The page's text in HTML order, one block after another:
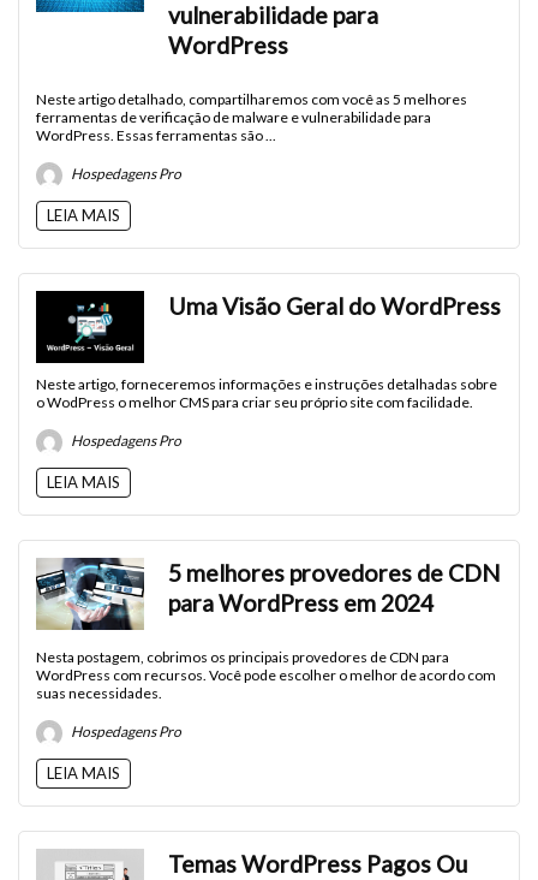
vulnerabilidade para
WordPress
Neste artigo detalhado, compartilharemos com você as 5 melhores
ferramentas de verificação de malware e vulnerabilidade para
WordPress. Essas ferramentas são ...
Hospedagens Pro
LEIA MAIS
Uma Visão Geral do WordPress
Neste artigo, forneceremos informações e instruções detalhadas sobre
o WodPress o melhor CMS para criar seu próprio site com facilidade.
Hospedagens Pro
LEIA MAIS
5 melhores provedores de CDN
para WordPress em 2024
Nesta postagem, cobrimos os principais provedores de CDN para
WordPress com recursos. Você pode escolher o melhor de acordo com
suas necessidades.
Hospedagens Pro
LEIA MAIS
Temas WordPress Pagos Ou